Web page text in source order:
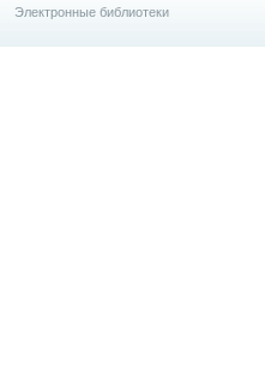
Электронные библиотеки